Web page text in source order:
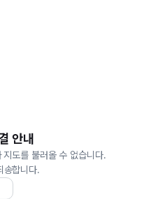
안내
도를 불러올 수 없습니다.
송합니다.